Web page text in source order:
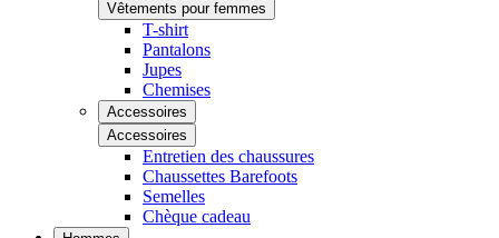
Vêtements pour femmes
T-shirt
Pantalons
Jupes
Chemises
Accessoires
Accessoires
Entretien des chaussures
Chaussettes Barefoots
Semelles
Chèque cadeau